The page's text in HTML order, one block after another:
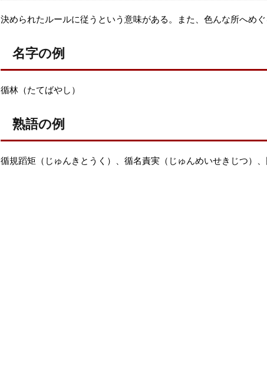
決められたルールに従うという意味がある。また、色んな所へめぐ
名字の例
循林（たてばやし）
熟語の例
循規蹈矩（じゅんきとうく）、循名責実（じゅんめいせきじつ）、